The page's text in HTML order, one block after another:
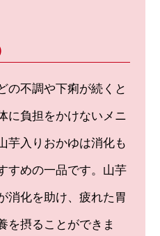
の不調や下痢が続くと
に負担をかけないメニ
芋入りおかゆは消化も
すめの一品です。山芋
消化を助け、疲れた胃
を摂ることができま